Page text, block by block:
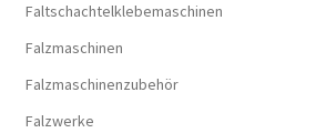
Faltschachtelklebemaschinen
Falzmaschinen
Falzmaschinenzubehör
Falzwerke